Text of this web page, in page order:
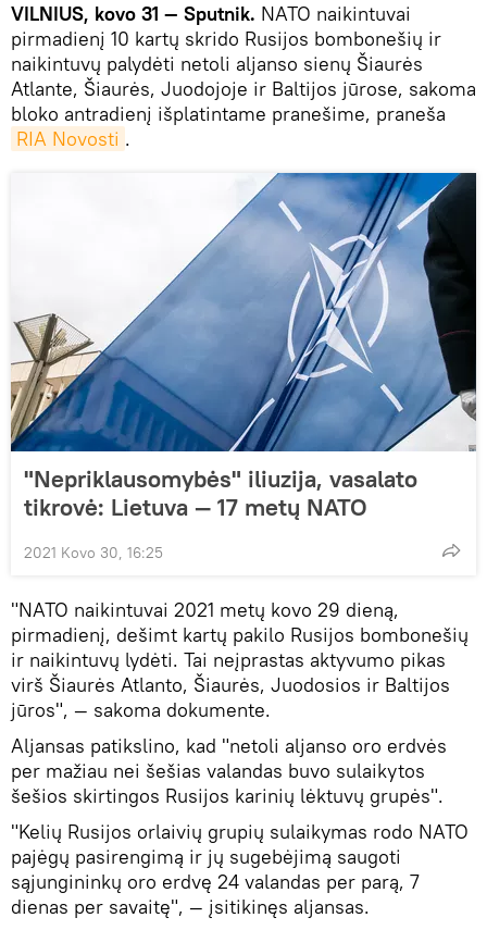
VILNIUS, kovo 31 — Sputnik. NATO naikintuvai
pirmadienį 10 kartų skrido Rusijos bombonešių ir
naikintuvų palydėti netoli aljanso sienų Šiaurės
Atlante, Šiaurės, Juodojoje ir Baltijos jūrose, sakoma
bloko antradienį išplatintame pranešime, praneša
RIA Novosti .
"Nepriklausomybės" iliuzija, vasalato
tikrovė: Lietuva — 17 metų NATO
2021 Kovo 30, 16:25
"NATO naikintuvai 2021 metų kovo 29 dieną,
pirmadienį, dešimt kartų pakilo Rusijos bombonešių
ir naikintuvų lydėti. Tai neįprastas aktyvumo pikas
virš Šiaurės Atlanto, Šiaurės, Juodosios ir Baltijos
jūros", — sakoma dokumente.
Aljansas patikslino, kad "netoli aljanso oro erdvės
per mažiau nei šešias valandas buvo sulaikytos
šešios skirtingos Rusijos karinių lėktuvų grupės".
"Kelių Rusijos orlaivių grupių sulaikymas rodo NATO
pajėgų pasirengimą ir jų sugebėjimą saugoti
sąjungininkų oro erdvę 24 valandas per parą, 7
dienas per savaitę", — įsitikinęs aljansas.